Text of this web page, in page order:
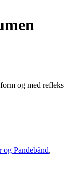
og med refleks
og Pandebånd,